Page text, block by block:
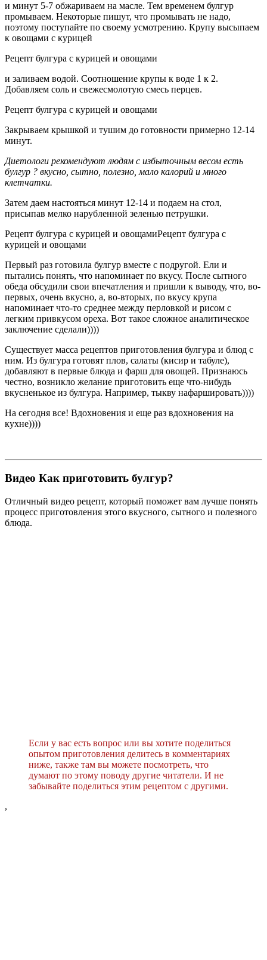
и минут 5-7 обжариваем на масле. Тем временем булгур
промываем. Некоторые пишут, что промывать не надо,
поэтому поступайте по своему усмотрению. Крупу высыпаем
к овощами с курицей
Рецепт булгура с курицей и овощами
и заливаем водой. Соотношение крупы к воде 1 к 2.
Добавляем соль и свежесмолотую смесь перцев.
Рецепт булгура с курицей и овощами
Закрываем крышкой и тушим до готовности примерно 12-14
минут.
Диетологи рекомендуют людям с избыточным весом есть
булгур ? вкусно, сытно, полезно, мало калорий и много
клетчатки.
Затем даем настояться минут 12-14 и подаем на стол,
присыпав мелко нарубленной зеленью петрушки.
Рецепт булгура с курицей и овощамиРецепт булгура с
курицей и овощами
Первый раз готовила булгур вместе с подругой. Ели и
пытались понять, что напоминает по вкусу. После сытного
обеда обсудили свои впечатления и пришли к выводу, что, во-
первых, очень вкусно, а, во-вторых, по вкусу крупа
напоминает что-то среднее между перловкой и рисом с
легким привкусом ореха. Вот такое сложное аналитическое
заключение сделали))))
Существует масса рецептов приготовления булгура и блюд с
ним. Из булгура готовят плов, салаты (кисир и табуле),
добавляют в первые блюда и фарш для овощей. Признаюсь
честно, возникло желание приготовить еще что-нибудь
вкусненькое из булгура. Например, тыкву нафаршировать))))
На сегодня все! Вдохновения и еще раз вдохновения на
кухне))))
Видео Как приготовить булгур?
Отличный видео рецепт, который поможет вам лучше понять
процесс приготовления этого вкусного, сытного и полезного
блюда.
Если у вас есть вопрос или вы хотите поделиться
опытом приготовления делитесь в комментариях
ниже, также там вы можете посмотреть, что
думают по этому поводу другие читатели. И не
забывайте поделиться этим рецептом с другими.
,